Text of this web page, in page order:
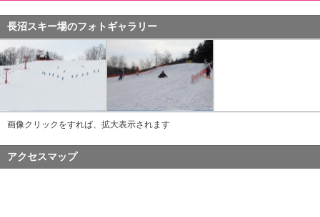
長沼スキー場のフォトギャラリー
画像クリックをすれば、拡大表示されます
アクセスマップ